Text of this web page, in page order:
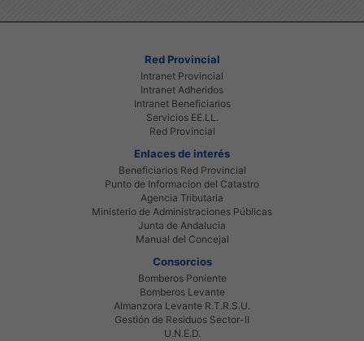
Red Provincial
Intranet Provincial
Intranet Adheridos
Intranet Beneficiarios
Servicios EE.LL.
Red Provincial
Enlaces de interés
Beneficiarios Red Provincial
Punto de Informacion del Catastro
Agencia Tributaria
Ministerio de Administraciones Públicas
Junta de Andalucia
Manual del Concejal
Consorcios
Bomberos Poniente
Bomberos Levante
Almanzora Levante R.T.R.S.U.
Gestión de Residuos Sector-II
U.N.E.D.